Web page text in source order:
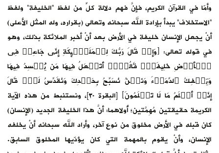
ولفظ
الأعلى)
بذلك، وهو
جَاعِلࣱ فِی
فِیهَا
لَكَۖ قَالَ
٣٠]، ونستنبط من هذه الآية
(الإنسان)
أنْ يخلفه
السابق.